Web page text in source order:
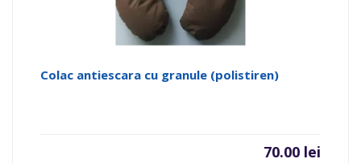
Colac antiescara cu granule (polistiren)
70.00 lei